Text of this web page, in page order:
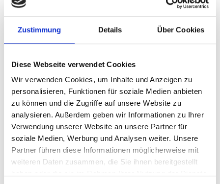
Zustimmung Details Über Cookies
Diese Webseite verwendet Cookies
Wir verwenden Cookies, um Inhalte und Anzeigen zu
personalisieren, Funktionen für soziale Medien anbieten
zu können und die Zugriffe auf unsere Website zu
analysieren. Außerdem geben wir Informationen zu Ihrer
Verwendung unserer Website an unsere Partner für
soziale Medien, Werbung und Analysen weiter. Unsere
Partner führen diese Informationen möglicherweise mit
weiteren Daten zusammen, die Sie ihnen bereitgestellt
Ihre Vorteile
Produkttyp
Standardisierte
Beratungsleistung
Stand 05.01.2026
Aktualisierung